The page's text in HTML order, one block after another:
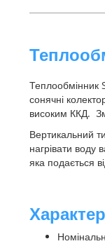
Теплообмінник
сонячні
високим ККД.
Вертикальний
нагрівати воду
яка подається